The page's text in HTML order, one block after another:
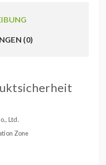
(0)
Ltd.
Zone